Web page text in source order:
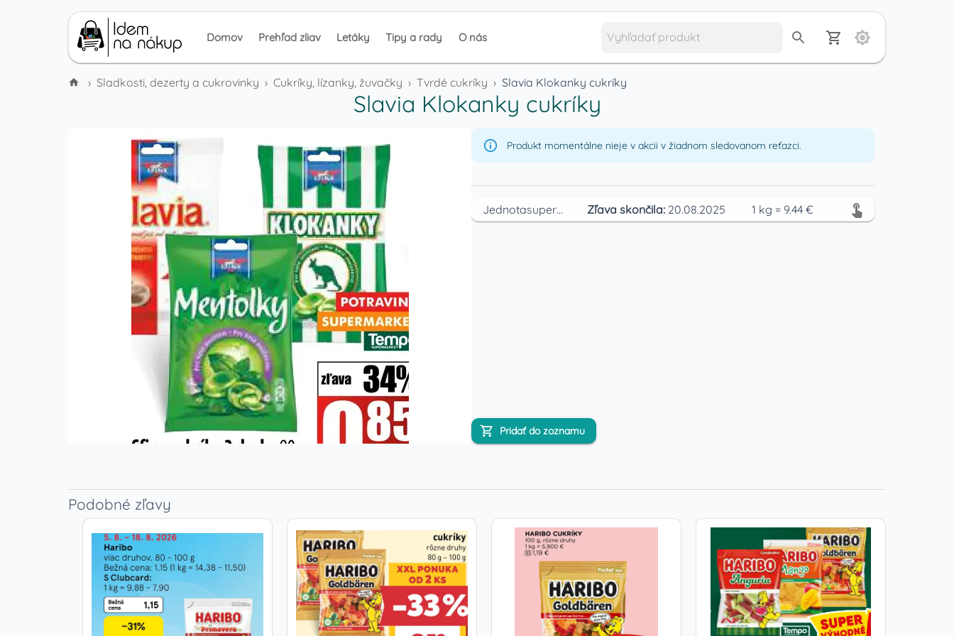
Domov Prehľad zliav Letáky Tipy a rady O nás
› Sladkosti, dezerty a cukrovinky › Cukríky, lízanky, žuvačky › Tvrdé cukríky › Slavia Klokanky cukríky
Slavia Klokanky cukríky
Produkt momentálne nieje v akcii v žiadnom sledovanom reťazci.
Jednotasupermarket Zľava skončila: 20.08.2025 1 kg = 9.44€
Pridať do zoznamu
Podobné zľavy